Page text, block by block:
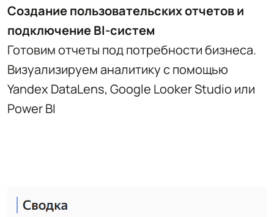
Создание пользовательских отчетов и
подключение BI-систем
Готовим отчеты под потребности бизнеса.
Визуализируем аналитику с помощью
Yandex DataLens, Google Looker Studio или
Power BI